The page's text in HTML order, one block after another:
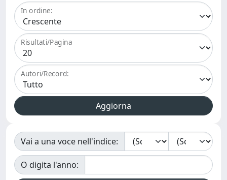
In ordine:
Risultati/Pagina
Autori/Record:
Vai a una voce nell'indice:
O digita l'anno: